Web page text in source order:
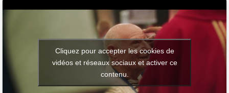
Cliquez pour accepter les cookies de
vidéos et réseaux sociaux et activer ce
contenu.